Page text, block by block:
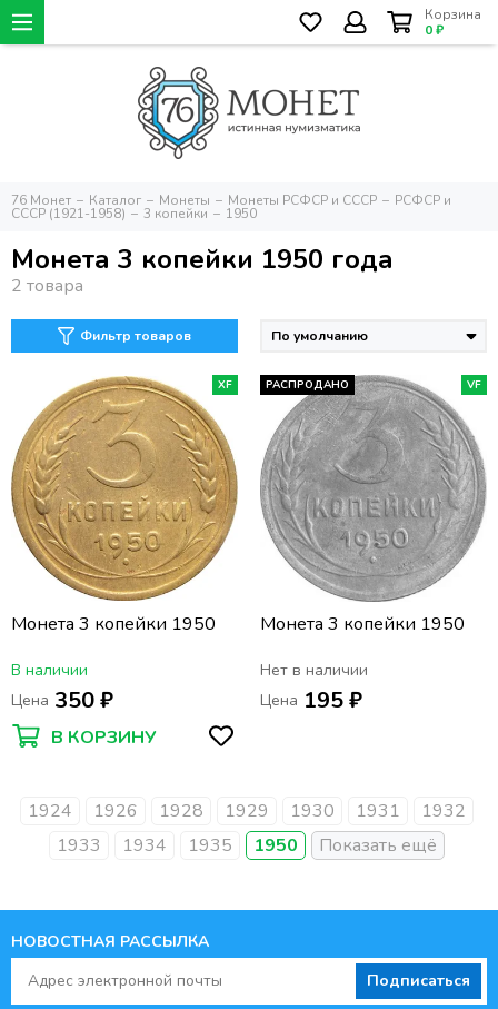
Корзина
0 ₽
76 Монет Каталог Монеты Монеты РСФСР и СССР РСФСР и
СССР (1921-1958) 3 копейки 1950
Монета 3 копейки 1950 года
Фильтр товаров
XF
Монета 3 копейки 1950
В наличии
Цена 350 ₽
В КОРЗИНУ
РАСПРОДАНО VF
Монета 3 копейки 1950
Нет в наличии
Цена 195 ₽
1924 1926 1928 1929 1930 1931
1932
1933
1934 1935 1950
НОВОСТНАЯ РАССЫЛКА
Подписаться